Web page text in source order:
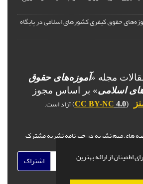
اطمینان از ارائه بهترین
حقوق کیفری کشورهای اسلامی در پایگاه
مجله «آموزه‌های حقوق
اسلامی» بر اساس مجوز
(
CC BY-NC 4.0 ) آزاد است.
های مهم نشریه در خبرنامه نشریه مشترک
اشتراک